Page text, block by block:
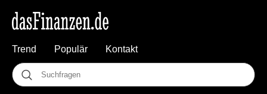
Trend Populär Kontakt